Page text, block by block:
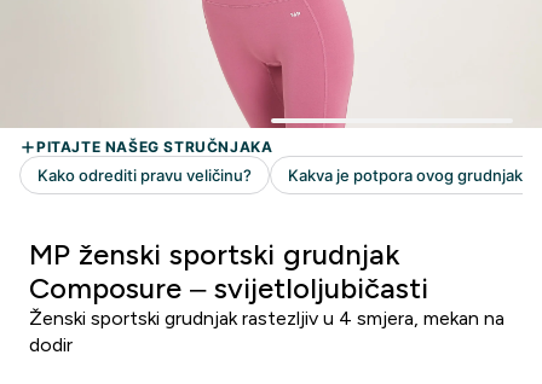
MP ženski sportski grudnjak
Composure – svijetloljubičasti
Ženski sportski grudnjak rastezljiv u 4 smjera, mekan na
dodir